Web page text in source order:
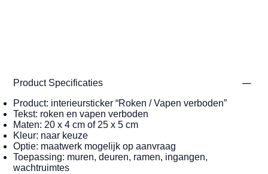
Product Specificaties
Product: interieursticker “Roken / Vapen verboden”
Tekst: roken en vapen verboden
Maten: 20 x 4 cm of 25 x 5 cm
Kleur: naar keuze
Optie: maatwerk mogelijk op aanvraag
Toepassing: muren, deuren, ramen, ingangen,
wachtruimtes